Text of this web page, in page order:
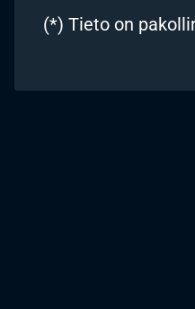
(*) Tieto on